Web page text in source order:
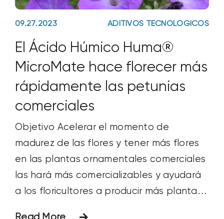
inmediatos que
09.27.2023 ADITIVOS TECNOLÓGICOS
El Ácido Húmico Huma®
MicroMate hace florecer más
rápidamente las petunias
comerciales
Objetivo Acelerar el momento de
madurez de las flores y tener más flores
en las plantas ornamentales comerciales
las hará más comercializables y ayudará
a los floricultores a producir más plantas
Read More